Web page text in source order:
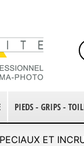
PIEDS - GRIPS -
ET